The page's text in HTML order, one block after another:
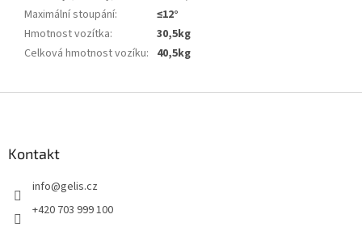
Maximální stoupání:
≤12°
Hmotnost vozítka:
30,5kg
Celková hmotnost vozíku: 40,5kg
Kontakt
info@gelis.cz
+420 703 999 100